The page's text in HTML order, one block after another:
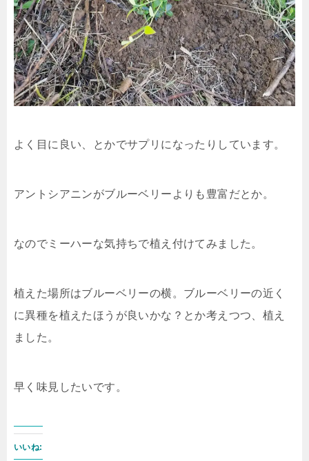
よく目に良い、とかでサプリになったりしています。
アントシアニンがブルーベリーよりも豊富だとか。
なのでミーハーな気持ちで植え付けてみました。
植えた場所はブルーベリーの横。ブルーベリーの近く
に異種を植えたほうが良いかな？とか考えつつ、植え
ました。
早く味見したいです。
いいね: